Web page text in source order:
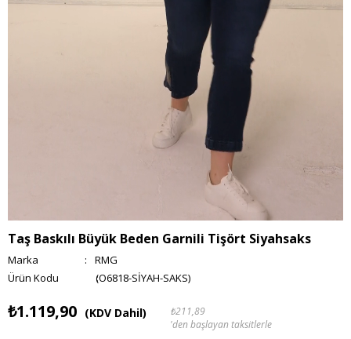
Taş Baskılı Büyük Beden Garnili Tişört Siyahsaks
Marka :
RMG
(O6818-SİYAH-SAKS)
₺1.119,90 (KDV Dahil)
₺211,89
'den başlayan taksitlerle